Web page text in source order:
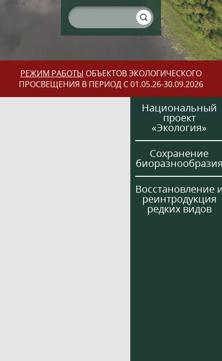
РЕЖИМ РАБОТЫ ОБЪЕКТОВ ЭКОЛОГИЧЕСКОГО
ПРОСВЕЩЕНИЯ В ПЕРИОД С 01.05.26-30.09.2026
Национальный
проект
«Экология»
Сохранение
Восстановление
реинтродукция
редких видов